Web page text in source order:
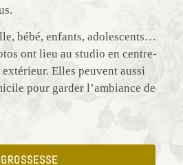
bébé, enfants, adolescents…
ont lieu au studio en centre-
Elles peuvent aussi
pour garder l’ambiance de
GROSSESSE